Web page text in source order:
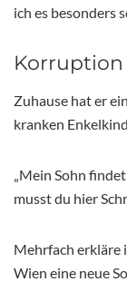
ich es besonders
Zuhause hat er
kranken
„Mein Sohn
musst du hier
Mehrfach erkläre
Wien eine neue